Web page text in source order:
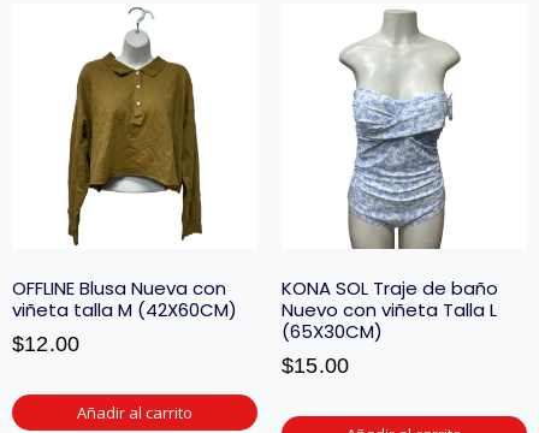
OFFLINE Blusa Nueva con
viñeta talla M (42X60CM)
$12.00
Añadir al carrito
KONA SOL Traje de baño
Nuevo con viñeta Talla L
(65X30CM)
$15.00